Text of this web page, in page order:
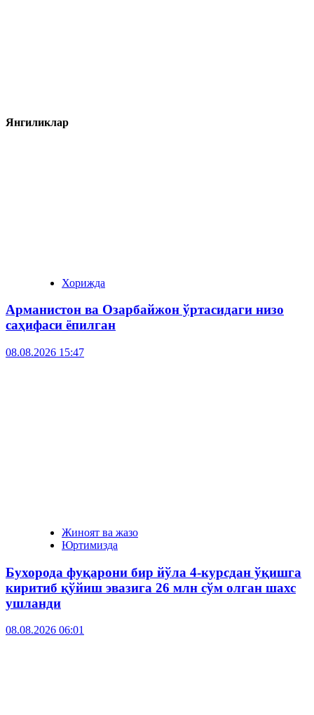
Янгиликлар
Хорижда
Арманистон ва Озарбайжон ўртасидаги низо
саҳифаси ёпилган
08.08.2026 15:47
Жиноят ва жазо
Юртимизда
Бухорода фуқарони бир йўла 4-курсдан ўқишга
киритиб қўйиш эвазига 26 млн сўм олган шахс
ушланди
08.08.2026 06:01